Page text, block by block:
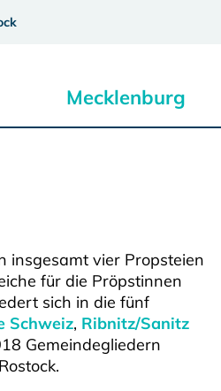
Mecklenburg
insgesamt vier Propsteien
für die Pröpstinnen
sich in die fünf
Schweiz, Ribnitz/Sanitz
Gemeindegliedern